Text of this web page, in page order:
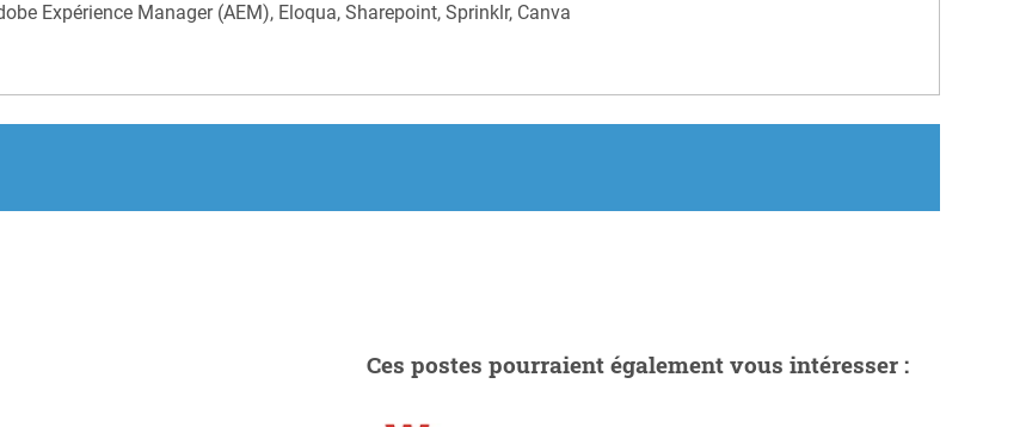
Expérience Manager (AEM), Eloqua, Sharepoint, Sprinklr, Canva
Ces postes pourraient également vous intéresser :